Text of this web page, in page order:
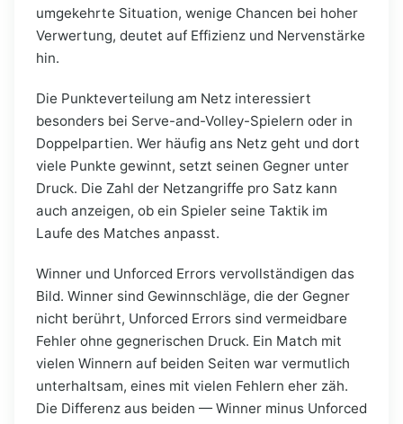
umgekehrte Situation, wenige Chancen bei hoher
Verwertung, deutet auf Effizienz und Nervenstärke
hin.
Die Punkteverteilung am Netz interessiert
besonders bei Serve-and-Volley-Spielern oder in
Doppelpartien. Wer häufig ans Netz geht und dort
viele Punkte gewinnt, setzt seinen Gegner unter
Druck. Die Zahl der Netzangriffe pro Satz kann
auch anzeigen, ob ein Spieler seine Taktik im
Laufe des Matches anpasst.
Winner und Unforced Errors vervollständigen das
Bild. Winner sind Gewinnschläge, die der Gegner
nicht berührt, Unforced Errors sind vermeidbare
Fehler ohne gegnerischen Druck. Ein Match mit
vielen Winnern auf beiden Seiten war vermutlich
unterhaltsam, eines mit vielen Fehlern eher zäh.
Die Differenz aus beiden — Winner minus Unforced